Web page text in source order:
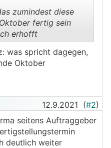
zumindest diese
fertig sein
erhofft
was spricht dagegen,
Oktober
12.9.2021 (#2)
seitens Auftraggeber
deutlich weiter